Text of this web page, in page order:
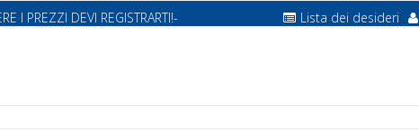
I PREZZI DEVI REGISTRARTI!- Lista dei desideri